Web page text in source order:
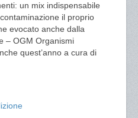
un mix indispensabile
il proprio
evocato anche dalla
– OGM Organismi
quest’anno a cura di